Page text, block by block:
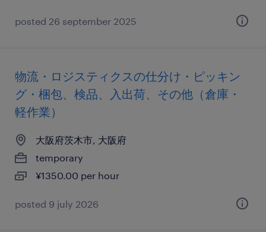
posted 26 september 2025
物流・ロジスティクスの仕分け・ピッキン
グ・梱包、検品、入出荷、その他（倉庫・
軽作業）
大阪府茨木市, 大阪府
temporary
¥1350.00 per hour
posted 9 july 2026